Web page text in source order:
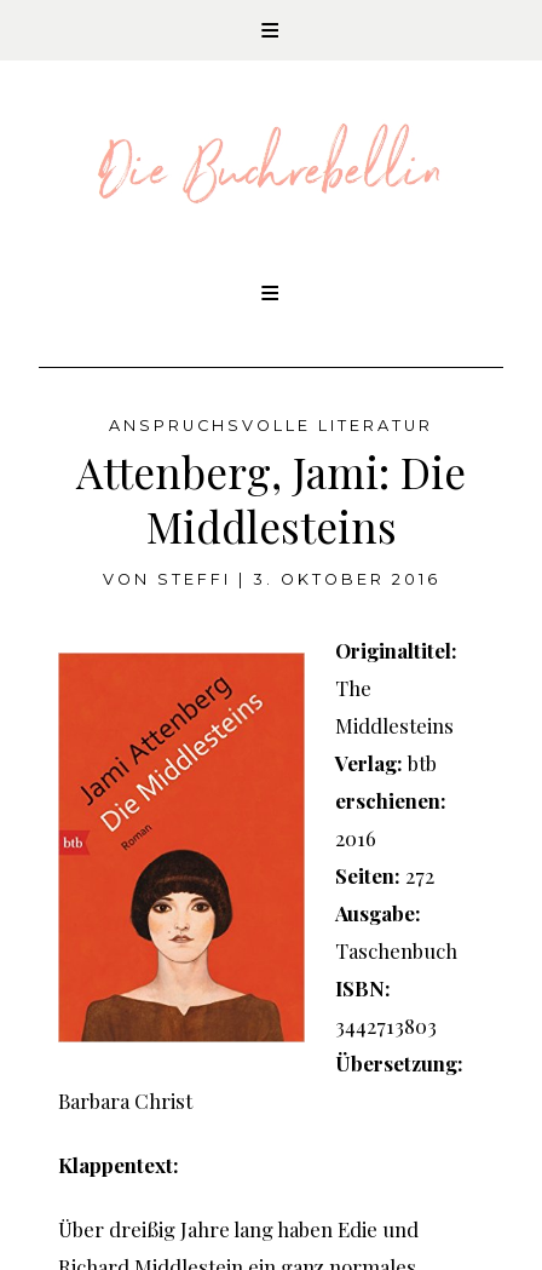
ANSPRUCHSVOLLE LITERATUR
Attenberg, Jami: Die
Middlesteins
VON STEFFI 3. OKTOBER 2016
Originaltitel:
The
Middlesteins
Verlag:btb
erschienen:
2016
Seiten: 272
Ausgabe:
Taschenbuch
ISBN:
3442713803
Übersetzung:
Barbara Christ
Klappentext:
Über dreißig Jahre lang haben Edie und